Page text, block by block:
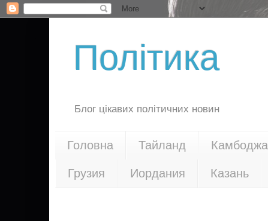
Політика
Блог цікавих політичних новин
Головна Тайланд Камбоджа
Грузия Иордания Казань